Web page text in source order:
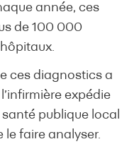
année, ces
de 100 000
ces diagnostics a
expédie
publique local
le faire analyser.